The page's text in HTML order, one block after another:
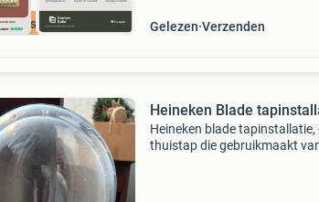
prijs Gelezen Verzenden
Heineken Blade
Heineken blade
thuistap die gebruikmaakt